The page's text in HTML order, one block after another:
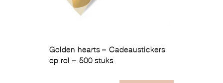
Golden hearts – Cadeaustickers
op rol – 500 stuks